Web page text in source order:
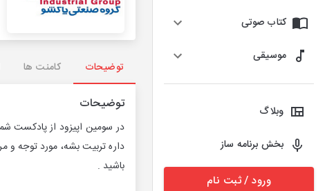
کتاب صوتی
موسیقی
وبلاگ
بخش برنامه ساز
ورود / ثبت نام
توضیحات کامنت ها
توضیحات
باشید .